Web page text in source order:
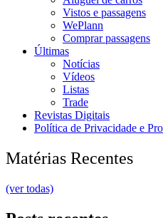
Vistos e passagens
WePlann
Comprar passagens
Últimas
Notícias
Vídeos
Listas
Trade
Revistas Digitais
Política de Privacidade e
Matérias Recentes
(ver todas)